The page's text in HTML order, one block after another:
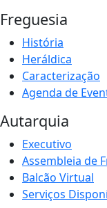
Freguesia
História
Heráldica
Caracterização
Agenda de
Autarquia
Executivo
Assembleia de
Balcão Virtual
Serviços